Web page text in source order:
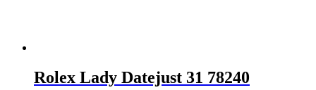
Rolex Lady Datejust 31 78240